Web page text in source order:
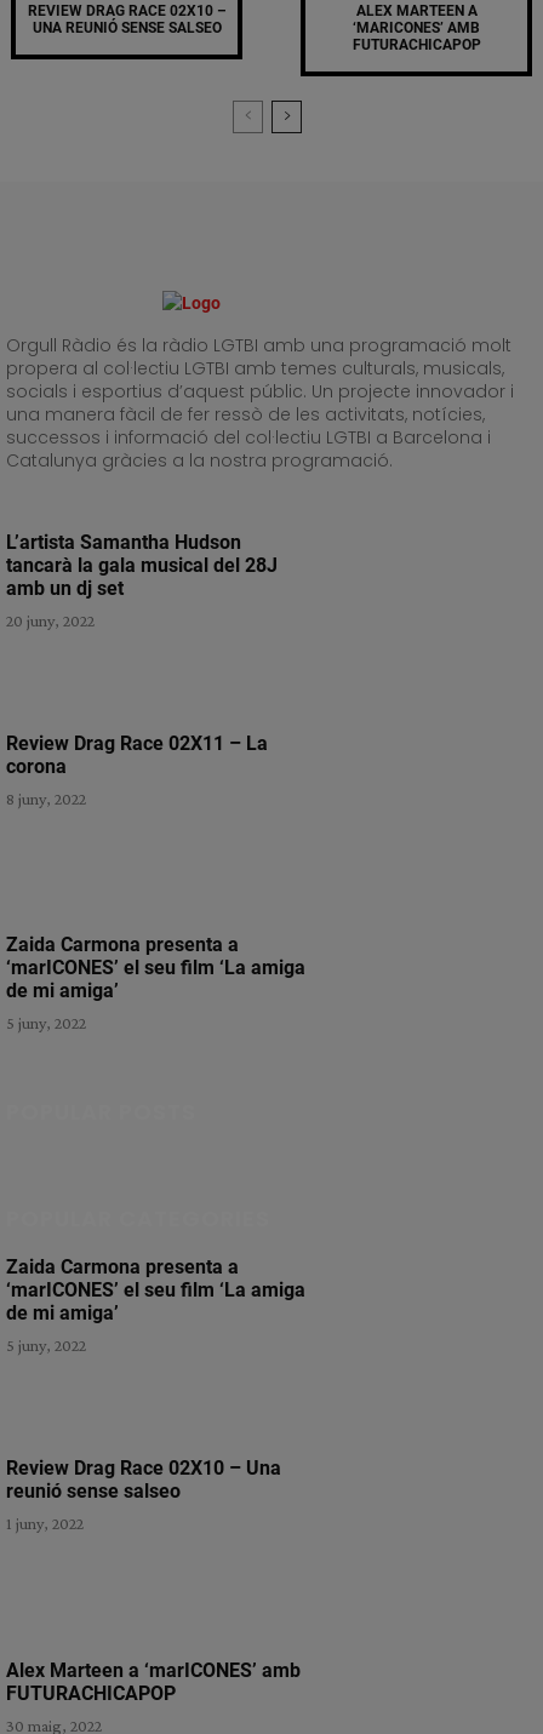
REVIEW DRAG RACE 02X10 –
UNA REUNIÓ SENSE SALSEO
ALEX MARTEEN A
‘MARICONES’ AMB
FUTURACHICAPOP
Orgull Ràdio és la ràdio LGTBI amb una programació molt
propera al col·lectiu LGTBI amb temes culturals, musicals,
socials i esportius d’aquest públic. Un projecte innovador i
una manera fàcil de fer ressò de les activitats, notícies,
successos i informació del col·lectiu LGTBI a Barcelona i
Catalunya gràcies a la nostra programació.
L’artista Samantha Hudson
tancarà la gala musical del 28J
amb un dj set
20 juny, 2022
Review Drag Race 02X11 – La
corona
8 juny, 2022
Zaida Carmona presenta a
‘marICONES’ el seu film ‘La amiga
de mi amiga’
5 juny, 2022
Zaida Carmona presenta a
‘marICONES’ el seu film ‘La amiga
de mi amiga’
5 juny, 2022
Review Drag Race 02X10 – Una
reunió sense salseo
1 juny, 2022
Alex Marteen a ‘marICONES’ amb
FUTURACHICAPOP
30 maig, 2022